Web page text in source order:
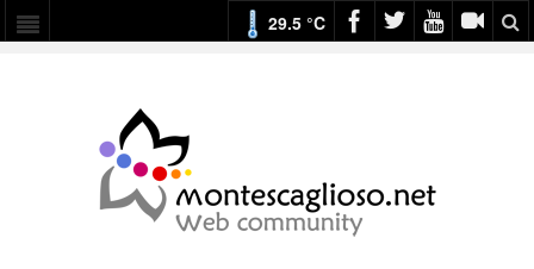
29.5 °C